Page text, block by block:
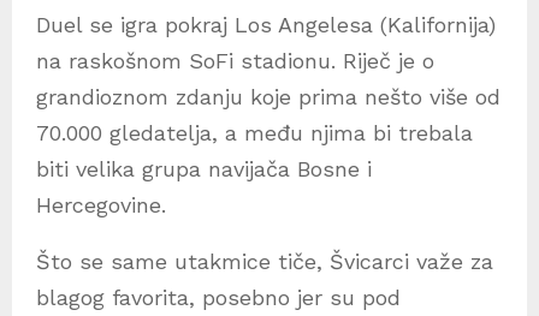
Duel se igra pokraj Los Angelesa (Kalifornija)
na raskošnom SoFi stadionu. Riječ je o
grandioznom zdanju koje prima nešto više od
70.000 gledatelja, a među njima bi trebala
biti velika grupa navijača Bosne i
Hercegovine.
Što se same utakmice tiče, Švicarci važe za
blagog favorita, posebno jer su pod